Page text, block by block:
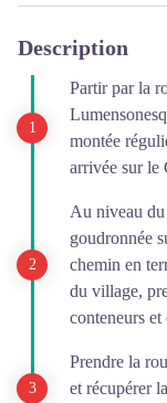
Description
Partir par la
montée
arrivée sur le
Au niveau du
goudronnée
chemin en
du village,
conteneurs
Prendre la
et récupérer